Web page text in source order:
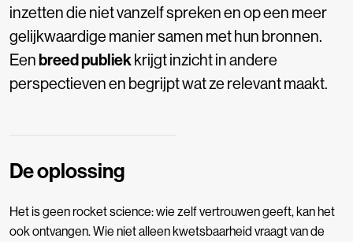
inzetten die niet vanzelf spreken en op een meer
gelijkwaardige manier samen met hun bronnen.
Eenbreed publiekkrijgt inzicht in andere
perspectieven en begrijpt wat ze relevant maakt.
De oplossing
Het is geen rocket science: wie zelf vertrouwen geeft, kan het
ook ontvangen. Wie niet alleen kwetsbaarheid vraagt van de